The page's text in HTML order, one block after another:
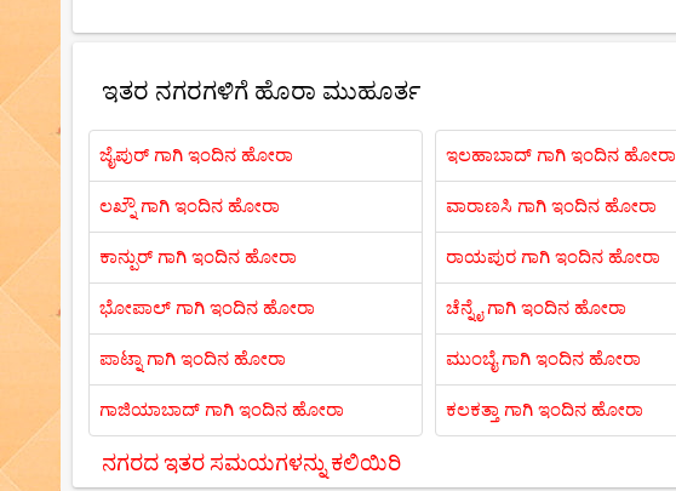
ಇತರ ನಗರಗಳಿಗೆ ಹೊರಾ ಮುಹೂರ್ತ
ಜೈಪುರ್ ಗಾಗಿ ಇಂದಿನ ಹೋರಾ
ಲಖ್ನೌ ಗಾಗಿ ಇಂದಿನ ಹೋರಾ
ಕಾನ್ಪುರ್ ಗಾಗಿ ಇಂದಿನ ಹೋರಾ
ಭೋಪಾಲ್ ಗಾಗಿ ಇಂದಿನ ಹೋರಾ
ಪಾಟ್ನಾ ಗಾಗಿ ಇಂದಿನ ಹೋರಾ
ಗಾಜಿಯಾಬಾದ್ ಗಾಗಿ ಇಂದಿನ ಹೋರಾ
ಇಲಹಾಬಾದ್ ಗಾಗಿ ಇಂದಿನ ಹೋರಾ
ವಾರಾಣಸಿ ಗಾಗಿ ಇಂದಿನ ಹೋರಾ
ರಾಯಪುರ ಗಾಗಿ ಇಂದಿನ ಹೋರಾ
ಚೆನ್ನೈ ಗಾಗಿ ಇಂದಿನ ಹೋರಾ
ಮುಂಬೈ ಗಾಗಿ ಇಂದಿನ ಹೋರಾ
ಕಲಕತ್ತಾ ಗಾಗಿ ಇಂದಿನ ಹೋರಾ
ನಗರದ ಇತರ ಸಮಯಗಳನ್ನು ಕಲಿಯಿರಿ